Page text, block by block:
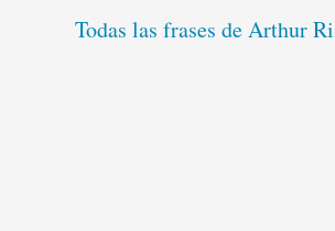
Todas las frases de Arthur